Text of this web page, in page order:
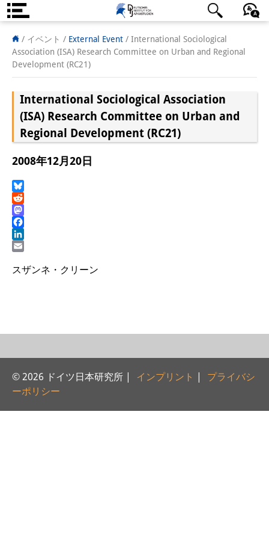
DIJ案内
研究所の概要
執行部
リサーチ・チーム
学術誌・サイエンスコミュニケ
奨学生
研究活動の概要
日本におけるサステナビリティ
研究クラスター
日本語 English Deutsch
/ イベント / External Event / International Sociological
Association (ISA) Research Committee on Urban and Regional
Development (RC21)
International Sociological Association
(ISA) Research Committee on Urban and
Regional Development (RC21)
2008年12月20日
Bluesky
Reddit
Mastodon
Facebook
LinkedIn
スザンネ・クリーン
© 2026 ドイツ日本研究所 | インプリント
プライバシ
ーポリシー